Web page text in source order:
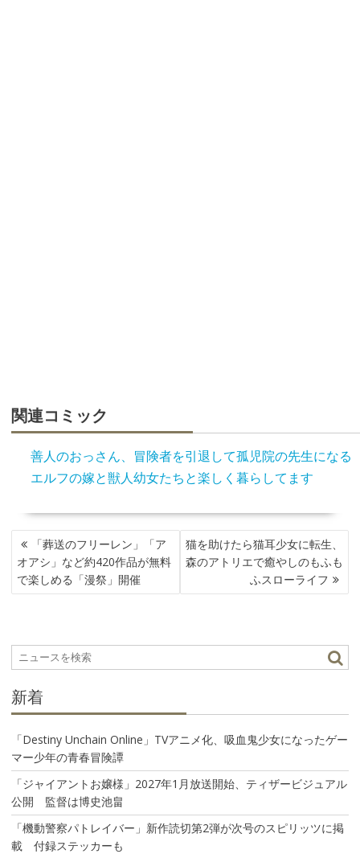
関連コミック
善人のおっさん、冒険者を引退して孤児院の先生になる
エルフの嫁と獣人幼女たちと楽しく暮らしてます
投
稿
ナ
ビ
シ
ョ
「葬送のフリーレン」「ア
オアシ」など約420作品が無料
で楽しめる「漫祭」開催
猫を助けたら猫耳少女に転生、
森のアトリエで癒やしのもふも
ふスローライフ
新着
「Destiny Unchain Online」TVアニメ化、吸血鬼少女になったゲー
マー少年の青春冒険譚
「ジャイアントお嬢様」2027年1月放送開始、ティザービジュアル
公開 監督は博史池畠
「機動警察パトレイバー」新作読切第2弾が次号のスピリッツに掲
載 付録ステッカーも